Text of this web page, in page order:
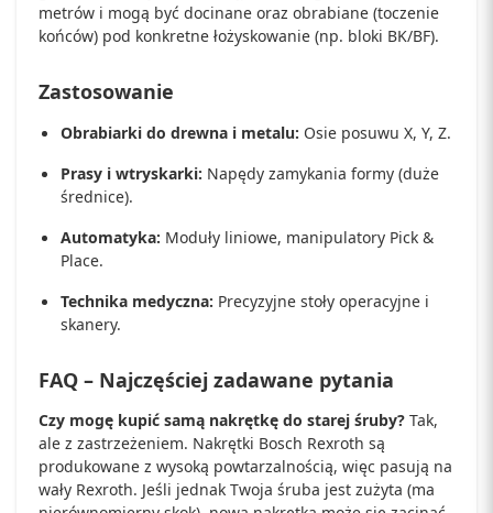
metrów i mogą być docinane oraz obrabiane (toczenie
końców) pod konkretne łożyskowanie (np. bloki BK/BF).
Zastosowanie
Obrabiarki do drewna i metalu: Osie posuwu X, Y, Z.
Prasy i wtryskarki: Napędy zamykania formy (duże
średnice).
Automatyka: Moduły liniowe, manipulatory Pick &
Place.
Technika medyczna: Precyzyjne stoły operacyjne i
skanery.
FAQ – Najczęściej zadawane pytania
Czy mogę kupić samą nakrętkę do starej śruby? Tak,
ale z zastrzeżeniem. Nakrętki Bosch Rexroth są
produkowane z wysoką powtarzalnością, więc pasują na
wały Rexroth. Jeśli jednak Twoja śruba jest zużyta (ma